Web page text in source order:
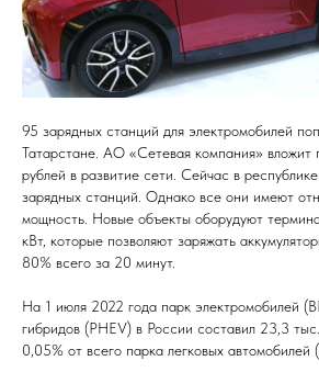
95 зарядных станций для электромобилей
Татарстане. АО «Сетевая компания» вложит
рублей в развитие сети. Сейчас в
зарядных станций. Однако все они имеют
мощность. Новые объекты оборудуют
кВт, которые позволяют заряжать
80% всего за 20 минут.
На 1 июля 2022 года парк электромобилей
гибридов (PHEV) в России составил 23,3
0,05% от всего парка легковых